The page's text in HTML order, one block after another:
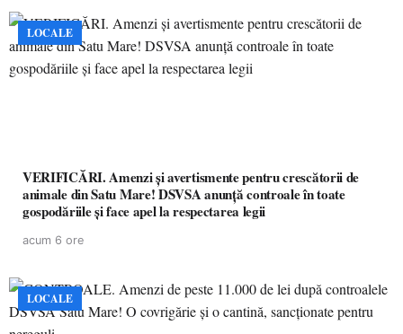
LOCALE
VERIFICĂRI. Amenzi și avertismente pentru crescătorii de
animale din Satu Mare! DSVSA anunță controale în toate
gospodăriile și face apel la respectarea legii
acum 6 ore
LOCALE